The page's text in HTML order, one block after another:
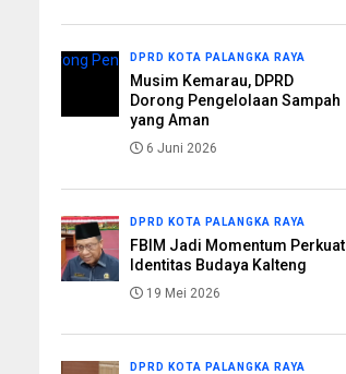
DPRD KOTA PALANGKA RAYA
Musim Kemarau, DPRD
Dorong Pengelolaan Sampah
yang Aman
6 Juni 2026
DPRD KOTA PALANGKA RAYA
FBIM Jadi Momentum Perkuat
Identitas Budaya Kalteng
19 Mei 2026
DPRD KOTA PALANGKA RAYA